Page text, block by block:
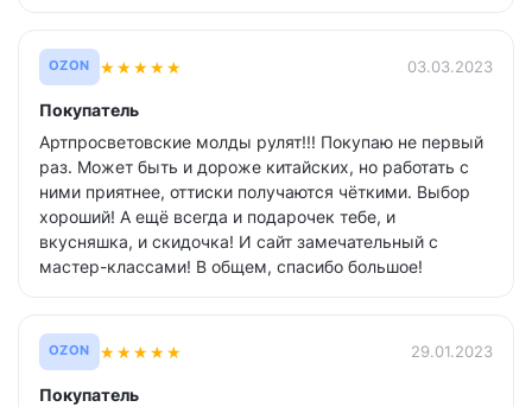
OZON ★★★★★ 03.03.2023
Покупатель
Артпросветовские молды рулят!!! Покупаю не первый
раз. Может быть и дороже китайских, но работать с
ними приятнее, оттиски получаются чёткими. Выбор
хороший! А ещё всегда и подарочек тебе, и
вкусняшка, и скидочка! И сайт замечательный с
мастер-классами! В общем, спасибо большое!
OZON ★★★★★ 29.01.2023
Покупатель